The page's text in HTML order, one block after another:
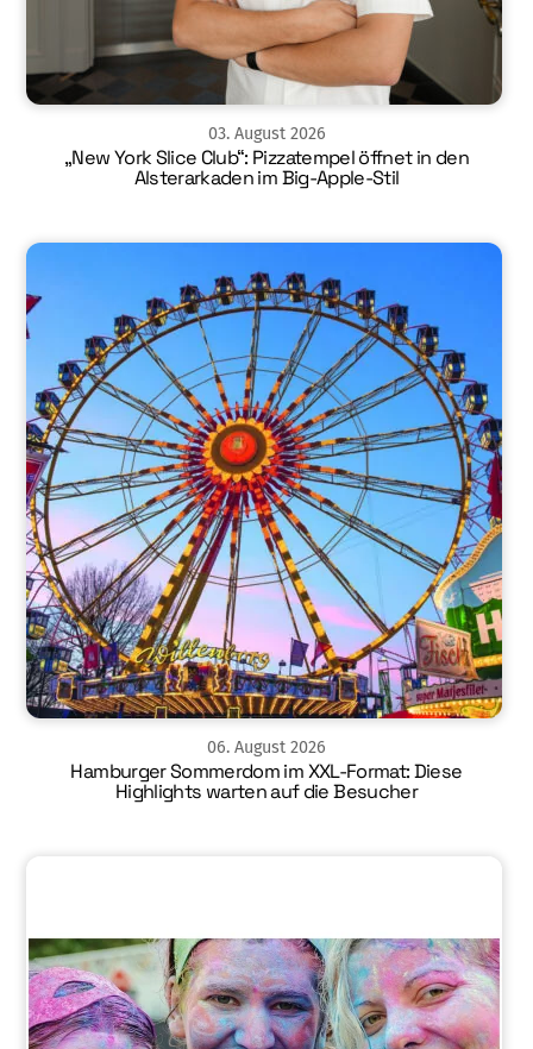
03. August 2026
„New York Slice Club“: Pizzatempel öffnet in den
Alsterarkaden im Big-Apple-Stil
06. August 2026
Hamburger Sommerdom im XXL-Format: Diese
Highlights warten auf die Besucher